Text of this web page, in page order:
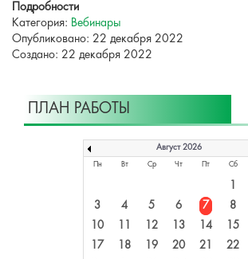
Подробности
Категория: Вебинары
Опубликовано: 22 декабря 2022
Создано: 22 декабря 2022
ПЛАН РАБОТЫ
Август 2026
Пн Вт Ср Чт Пт Сб
1
3
4 5 6 7 8
10
11 12 13 14 15
17
18 19 20 21 22